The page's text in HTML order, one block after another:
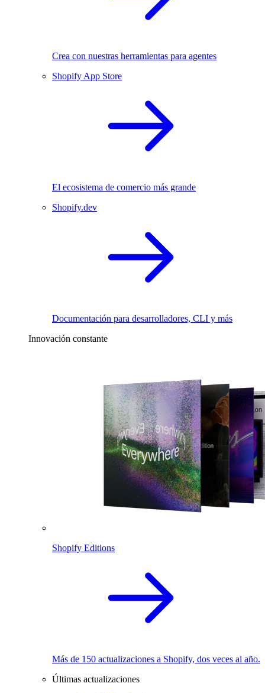
Crea con nuestras herramientas para agentes
Shopify App Store
El ecosistema de comercio más grande
Shopify.dev
Documentación para desarrolladores, CLI y más
Innovación constante
Shopify Editions
Más de 150 actualizaciones a Shopify, dos veces al año.
Últimas actualizaciones